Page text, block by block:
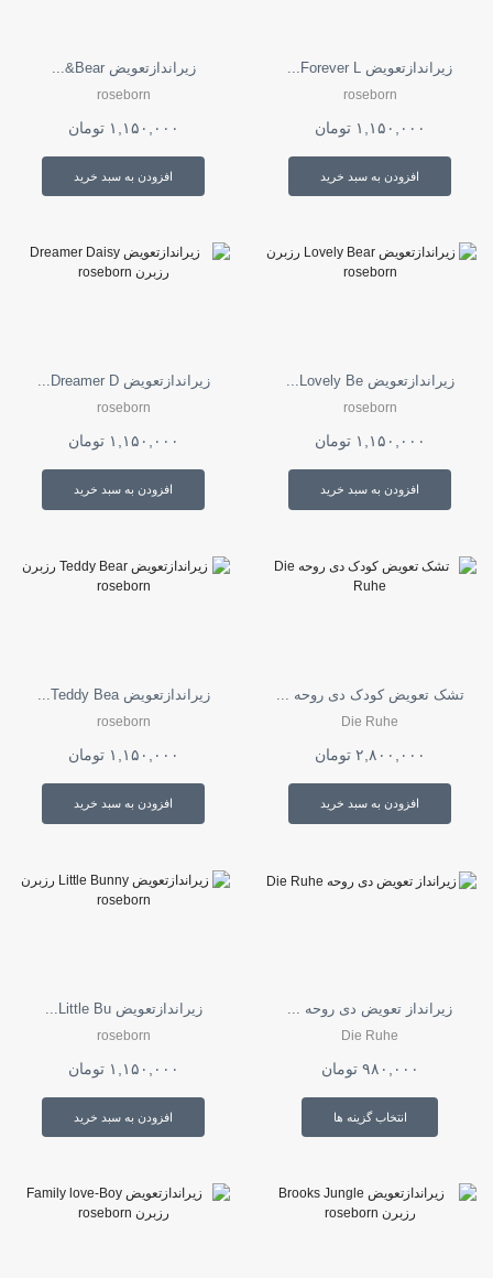
زیراندازتعویض Forever L...
roseborn
۱,۱۵۰,۰۰۰ تومان
افزودن به سبد خرید
زیراندازتعویض Bear&...
roseborn
۱,۱۵۰,۰۰۰ تومان
افزودن به سبد خرید
زیراندازتعویض Lovely Be...
roseborn
۱,۱۵۰,۰۰۰ تومان
افزودن به سبد خرید
زیراندازتعویض Dreamer D...
roseborn
۱,۱۵۰,۰۰۰ تومان
افزودن به سبد خرید
تشک تعویض کودک دی روحه ...
Die Ruhe
۲,۸۰۰,۰۰۰ تومان
افزودن به سبد خرید
زیراندازتعویض Teddy Bea...
roseborn
۱,۱۵۰,۰۰۰ تومان
افزودن به سبد خرید
زیرانداز تعویض دی روحه ...
Die Ruhe
۹۸۰,۰۰۰ تومان
انتخاب گزینه ها
می
زیراندازتعویض Little Bu...
roseborn
۱,۱۵۰,۰۰۰ تومان
افزودن به سبد خرید